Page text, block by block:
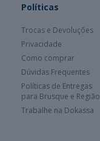
Políticas
Trocas e Devoluções
Privacidade
Como comprar
Dúvidas Frequentes
Políticas de Entregas
para Brusque e Região
Trabalhe na Dokassa